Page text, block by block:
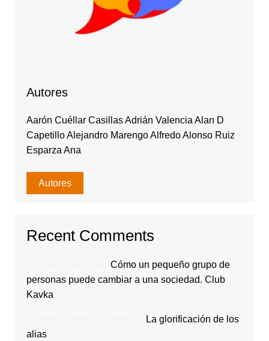
Autores
Aarón Cuéllar Casillas Adrián Valencia Alan D
Capetillo Alejandro Marengo Alfredo Alonso Ruiz
Esparza Ana
Autores
Recent Comments
Cómo un pequeño grupo de
personas puede cambiar a una sociedad. Club
Kavka
La glorificación de los
alias